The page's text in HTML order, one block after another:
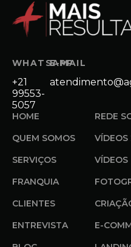
WHATSAPP
+21
99553-
5057
E-MAIL
HOME
QUEM SOMOS
SERVIÇOS
FRANQUIA
CLIENTES
ENTREVISTA
REDE
VÍDEOS
E-